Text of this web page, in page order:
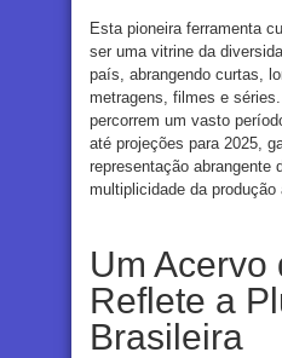
Esta pioneira ferramenta
ser uma vitrine da
país, abrangendo curtas,
metragens, filmes e
percorrem um vasto
até projeções para 2025,
representação abrangente
multiplicidade da produção
Um Acervo
Reflete a
Brasileira